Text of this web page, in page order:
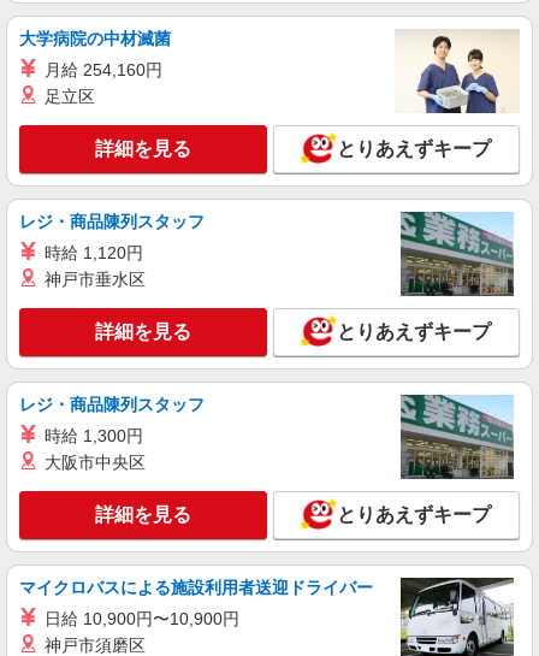
キープ 詳細を見る
派遣社員
株式会社シエロ
人気機種に詳しくなれる携帯販売【au】
月給273200円〜 ※残業手当別途支給 ※研修期
間6か月・時給1550円〜 ★交通費別途支給（規定
あり） ゜+゜・。○。・゜+゜・。○。・゜+゜ 入
インセンティブ支給(規定有) ゜・。○。・゜
愛知県一宮市の家電量販店
キープ 詳細を見る
株式会社シエロ
【softbank】人気機種に詳しくなれる携帯販
売
時給1500円〜 ※残業代支給 ★交通費別途支給
+゜ 入社祝い金10万円支給(規定有) お友達を紹介
頂くと, インセンティブ支給(規定有) ★月2回払
い・週払い可能（規程有）★ ゜・。○。・゜
+゜・。○。・゜+゜
愛知県一宮市のsoftbankショップ
キープ 詳細を見る
大学病院の中材滅菌
月給 254,160円
足立区
詳細を見る とりあえずキープ
レジ・商品陳列スタッフ
時給 1,120円
神戸市垂水区
詳細を見る とりあえずキープ
レジ・商品陳列スタッフ
時給 1,300円
大阪市中央区
詳細を見る とりあえずキープ
マイクロバスによる施設利用者送迎ドライバー
日給 10,900円〜10,900円
神戸市須磨区